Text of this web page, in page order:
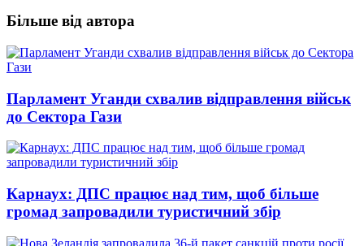
Більше від автора
Парламент Уганди схвалив відправлення військ
до Сектора Гази
Карнаух: ДПС працює над тим, щоб більше
громад запровадили туристичний збір